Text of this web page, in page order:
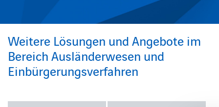
Weitere Lösungen und Angebote im
Bereich Ausländerwesen und
Einbürgerungsverfahren